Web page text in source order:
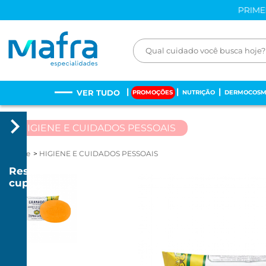
VER TUDO PROMOÇÕES NUTRIÇÃO
HIGIENE E CUIDADOS PESSOAIS
Home HIGIENE E CUIDADOS PESSOAIS
Resgatar
cupom
R$
20